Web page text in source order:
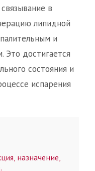
в
липидной
и
достигается
состояния и
испарения
назначение,